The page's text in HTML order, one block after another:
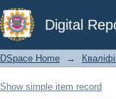
Digital
внутрішньо
DSpace Home →
Show simple item record